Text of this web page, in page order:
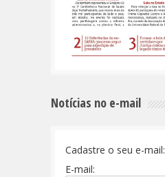
Notícias no e-mail
Cadastre o seu e-mail:
E-mail: